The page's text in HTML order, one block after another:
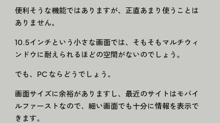
便利そうな機能ではありますが、正直あまり使うことは
ありません。
10.5インチという小さな画面では、そもそもマルチウィ
ンドウに耐えられるほどの空間がないのでしょう。
でも、PC ならどうでしょう。
画面サイズに余裕がありますし、最近のサイトはモバイ
ルファーストなので、細い画面でも十分に情報を表示で
きます。